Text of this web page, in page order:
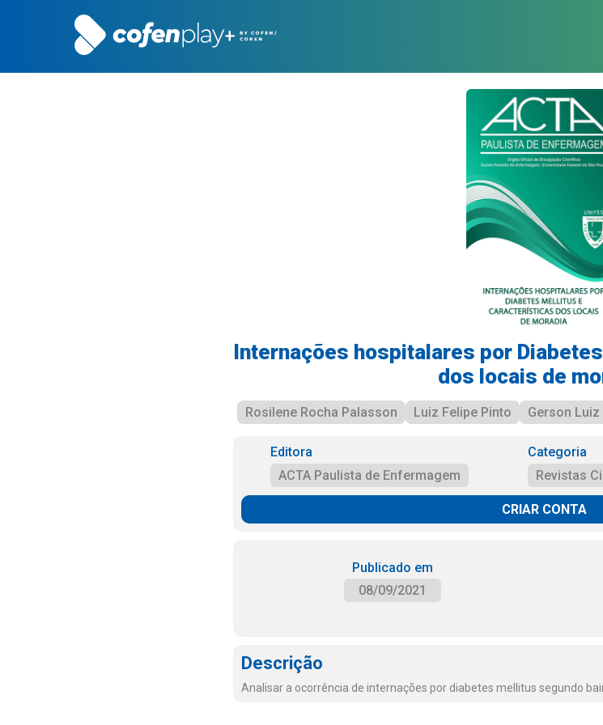
Internações hospitalares por
dos locais de
Rosilene Rocha Palasson Luiz Felipe Pinto Gerson
Editora
ACTA Paulista de Enfermagem
Categoria
Revistas
CRIAR CONTA
Publicado em
08/09/2021
Descrição
Analisar a ocorrência de internações por diabetes mellitus segundo